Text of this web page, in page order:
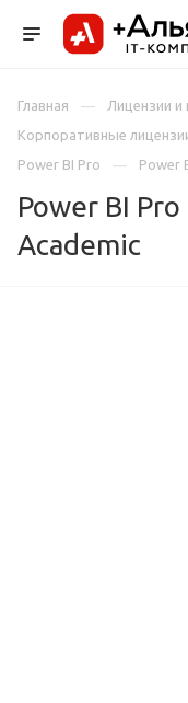
Главная
Лицензии и
Корпоративные
Power BI Pro
Power
Power BI
Academic